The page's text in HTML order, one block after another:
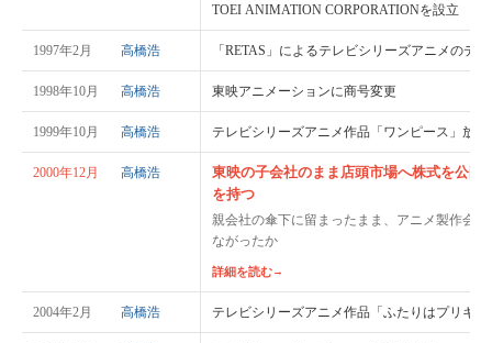
TOEI ANIMATION CORPORATIONを設立
1997年2月 高橋浩 「RETAS」によるテレビシリーズアニメのデ
1998年10月 高橋浩 東映アニメーションに商号変更
1999年10月 高橋浩 テレビシリーズアニメ作品「ワンピース」放映
2000年12月 高橋浩
東映の子会社のまま店頭市場へ株式を公開
を持つ
親会社の傘下に留まったまま、アニメ製作会
ながったか
詳細を読む→
2004年2月 高橋浩 テレビシリーズアニメ作品「ふたりはプリキ